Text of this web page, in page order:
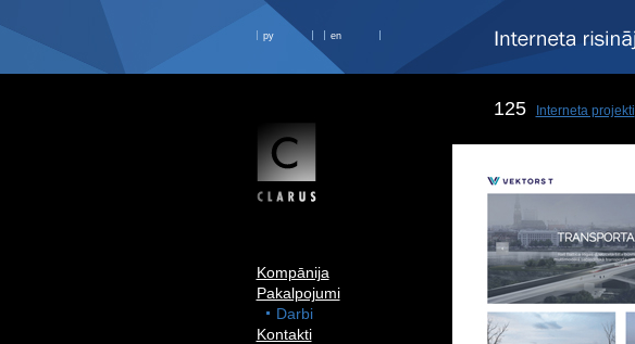
ру en
Kompānija
Pakalpojumi
Darbi
Kontakti
125 Interneta projekti